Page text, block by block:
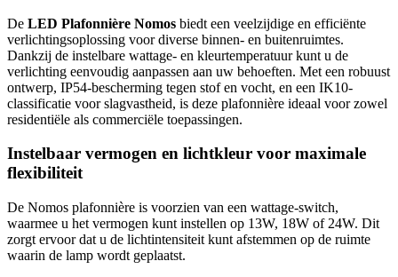
De LED Plafonnière Nomos biedt een veelzijdige en efficiënte
verlichtingsoplossing voor diverse binnen- en buitenruimtes.
Dankzij de instelbare wattage- en kleurtemperatuur kunt u de
verlichting eenvoudig aanpassen aan uw behoeften. Met een robuust
ontwerp, IP54-bescherming tegen stof en vocht, en een IK10-
classificatie voor slagvastheid, is deze plafonnière ideaal voor zowel
residentiële als commerciële toepassingen.
Instelbaar vermogen en lichtkleur voor maximale
flexibiliteit
De Nomos plafonnière is voorzien van een wattage-switch,
waarmee u het vermogen kunt instellen op 13W, 18W of 24W. Dit
zorgt ervoor dat u de lichtintensiteit kunt afstemmen op de ruimte
waarin de lamp wordt geplaatst.